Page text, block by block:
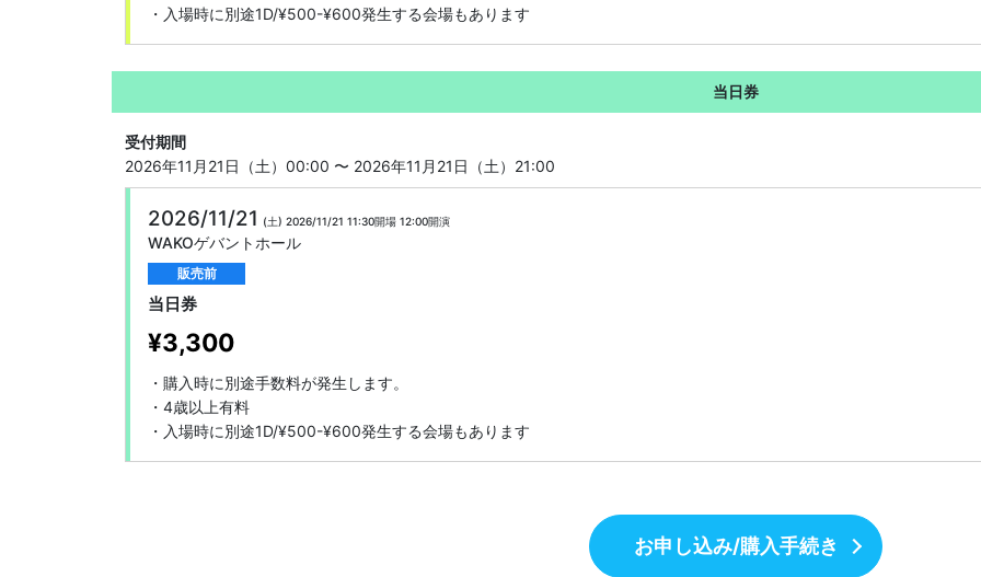
・入場時に別途1D/¥500-¥600発生する会場もあります
当日券
受付期間
2026年11月21日（土）00:00 〜 2026年11月21日（土）21:00
2026/11/21 (土) 2026/11/21 11:30開場 12:00開演
WAKOゲバントホール
販売前
当日券
¥3,300
・購入時に別途手数料が発生します。
・4歳以上有料
・入場時に別途1D/¥500-¥600発生する会場もあります
お申し込み/購入手続き